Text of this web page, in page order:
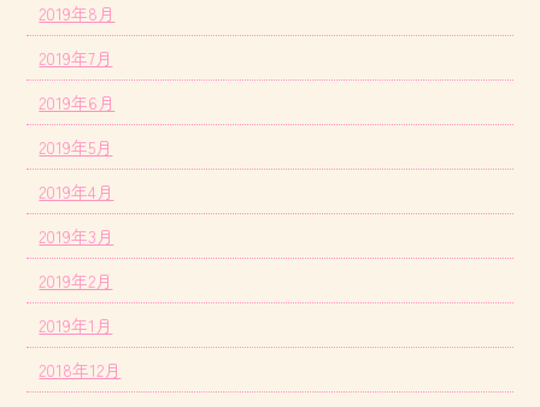
2019年8月
2019年7月
2019年6月
2019年5月
2019年4月
2019年3月
2019年2月
2019年1月
2018年12月